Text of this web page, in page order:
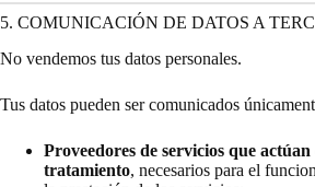
5. COMUNICACIÓN DE DATOS A
No vendemos tus datos personales.
Tus datos pueden ser comunicados
Proveedores de servicios que
tratamiento, necesarios para el